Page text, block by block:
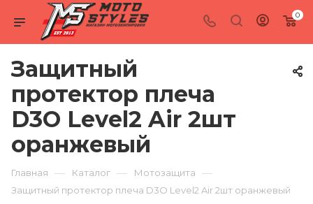
0
Защитный
протектор плеча
D3O Level2 Air 2шт
оранжевый
Главная — Каталог — Мотозащита —
Защитный протектор плеча D3O Level2 Air 2шт оранжевый